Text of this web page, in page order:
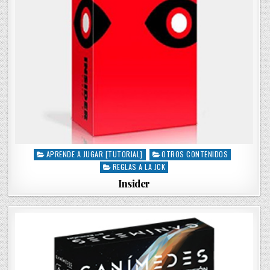
P
e
APRENDE A JUGAR [TUTORIAL]
OTROS CONTENIDOS
REGLAS A LA JCK
Insider